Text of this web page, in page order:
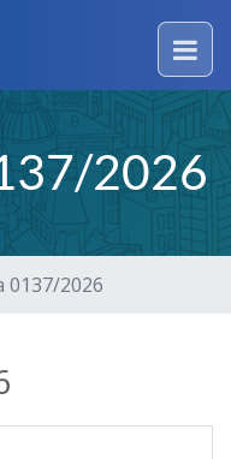
2026
0137/2026